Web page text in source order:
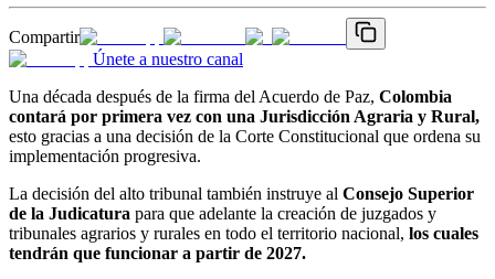
Compartir
Únete a nuestro canal
Una década después de la firma del Acuerdo de Paz, Colombia
contará por primera vez con una Jurisdicción Agraria y Rural,
esto gracias a una decisión de la Corte Constitucional que ordena su
implementación progresiva.
La decisión del alto tribunal también instruye al Consejo Superior
de la Judicatura para que adelante la creación de juzgados y
tribunales agrarios y rurales en todo el territorio nacional, los cuales
tendrán que funcionar a partir de 2027.